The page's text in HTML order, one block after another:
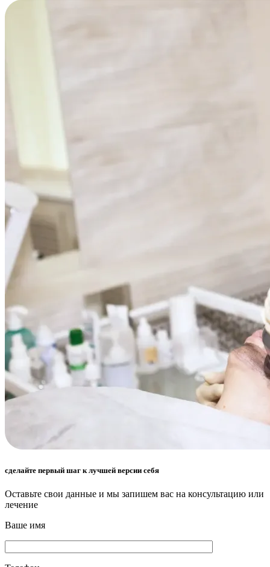
сделайте первый шаг к лучшей версии себя
Оставьте свои данные и мы запишем вас на консультацию или
лечение
Ваше имя